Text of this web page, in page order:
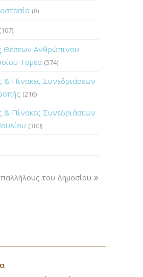
(8)
(107)
Θέσεων Ανθρώπινου
Τομέα (574)
& Πίνακες Συνεδριάσεων
(216)
& Πίνακες Συνεδριάσεων
(380)
του Δημοσίου